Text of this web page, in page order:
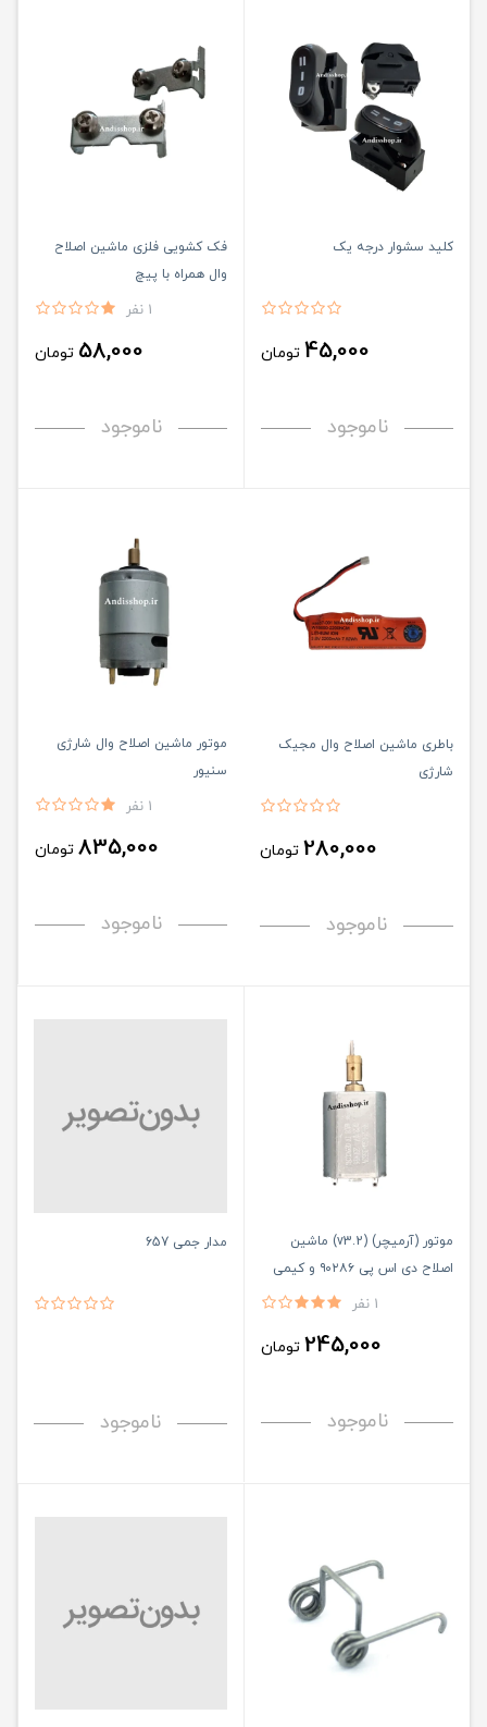
کلید سشوار درجه یک
45,000 تومان
ناموجود
فک ‌کشویی فلزی ماشین اصلاح
وال همراه با پیچ
1 نفر
58,000 تومان
ناموجود
باطری ماشین اصلاح وال مجیک
شارژی
280,000 تومان
ناموجود
موتور ماشین اصلاح وال شارژی
سنیور
1 نفر
835,000 تومان
ناموجود
موتور (آرمیچر) (v3.2) ماشین
اصلاح دی اس پی ۹۰۲۸۶ و کیمی
1 نفر
245,000 تومان
ناموجود
مدار جمی 657
ناموجود